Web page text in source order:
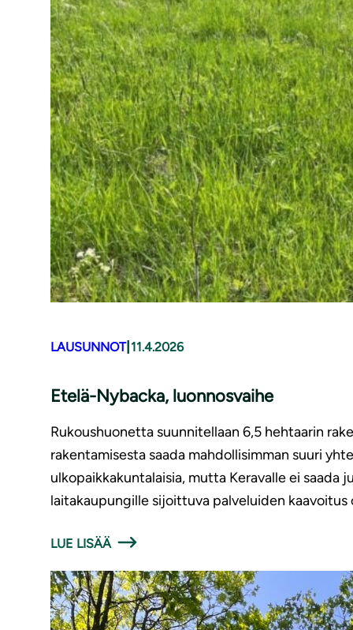
LAUSUNNOT| 11.4.2026
Etelä-Nybacka, luonnosvaihe
Rukoushuonetta suunnitellaan 6,5 hehtaarin
rakentamisesta saada mahdollisimman suuri
ulkopaikkakuntalaisia, mutta Keravalle ei saada
laitakaupungille sijoittuva palveluiden
LUE LISÄÄ